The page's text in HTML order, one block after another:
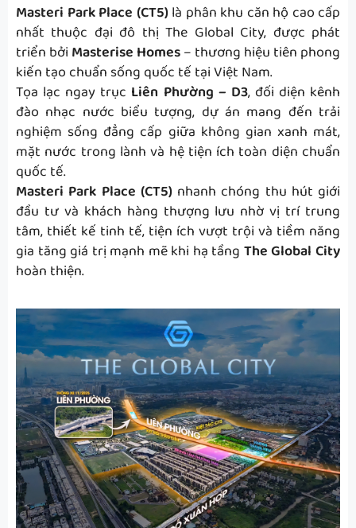
Masteri Park Place (CT5)là phân khu căn hộ cao cấp
nhất thuộc đại đô thị The Global City, được phát
triển bởi Masterise Homes– thương hiệu tiên phong
kiến tạo chuẩn sống quốc tế tại Việt Nam.
Tọa lạc ngay trục Liên Phường – D3, đối diện kênh
đào nhạc nước biểu tượng, dự án mang đến trải
nghiệm sống đẳng cấp giữa không gian xanh mát,
mặt nước trong lành và hệ tiện ích toàn diện chuẩn
quốc tế.
Masteri Park Place (CT5)nhanh chóng thu hút giới
đầu tư và khách hàng thượng lưu nhờ vị trí trung
tâm, thiết kế tinh tế, tiện ích vượt trội và tiềm năng
gia tăng giá trị mạnh mẽ khi hạ tầng The Global City
hoàn thiện.